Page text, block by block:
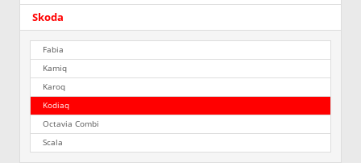
Skoda
Fabia
Kamiq
Karoq
Kodiaq
Octavia Combi
Scala